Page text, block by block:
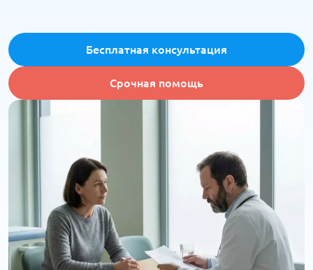
Бесплатная консультация
Срочная помощь